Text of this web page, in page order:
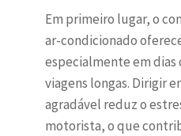
Em primeiro lugar, o
ar-condicionado
especialmente em dias
viagens longas. Dirigir
agradável reduz o
motorista, o que